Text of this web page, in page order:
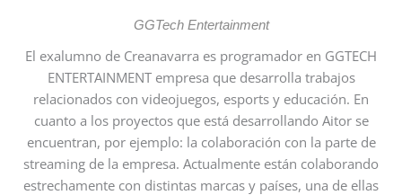
GGTech Entertainment
El exalumno de Creanavarra es programador en GGTECH
ENTERTAINMENT empresa que desarrolla trabajos
relacionados con videojuegos, esports y educación. En
cuanto a los proyectos que está desarrollando Aitor se
encuentran, por ejemplo: la colaboración con la parte de
streaming de la empresa. Actualmente están colaborando
estrechamente con distintas marcas y países, una de ellas